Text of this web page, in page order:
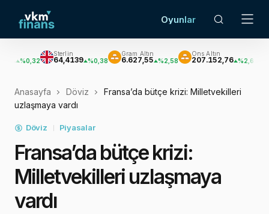
Oyunlar
Sterlin
64,4139 %0,38
Gram Altın
6.627,55 %2,58
Ons Altın
207.152,76 %2,62
Anasayfa Döviz
Fransa’da bütçe krizi: Milletvekilleri
uzlaşmaya vardı
Döviz Piyasalar
Fransa’da bütçe krizi:
Milletvekilleri uzlaşmaya
vardı